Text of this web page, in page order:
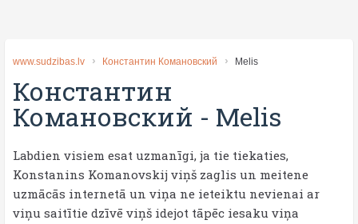
www.sudzibas.lv Константин Комановский Melis
Константин
Комановский - Melis
Labdien visiem esat uzmanīgi, ja tie tiekaties,
Konstanins Komanovskij viņš zaglis un meitene
uzmācās internetā un viņa ne ieteiktu nevienai ar
viņu saitītie dzīvē viņš idejot tāpēc iesaku viņa